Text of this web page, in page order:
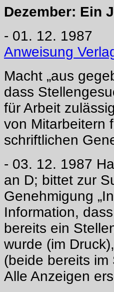
Dezember: Ein
- 01. 12. 1987
Anweisung
Macht „aus
dass
für Arbeit
von Mitarbeitern
schriftlichen
- 03. 12. 1987
an D; bittet zur
Genehmigung
Information,
bereits ein
wurde (im
(beide bereits im
Alle Anzeigen